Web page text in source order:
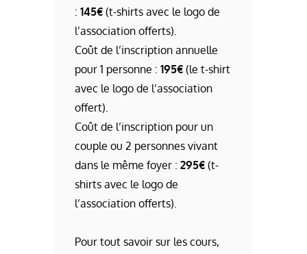
: 145€ (t-shirts avec le logo de
l’association offerts).
Coût de l’inscription annuelle
pour 1 personne : 195€ (le t-shirt
avec le logo de l’association
offert).
Coût de l’inscription pour un
couple ou 2 personnes vivant
dans le même foyer : 295€ (t-
shirts avec le logo de
l’association offerts).
Pour tout savoir sur les cours,